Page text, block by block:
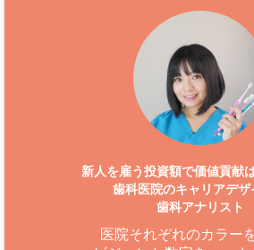
新人を雇う投資額で価値貢献
歯科医院のキャリアデザ
歯科アナリスト
医院それぞれのカラー